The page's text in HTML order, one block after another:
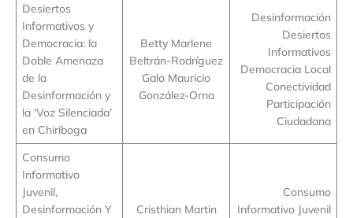
Desiertos
Informativos y
Democracia: la
Doble Amenaza
de la
Desinformación y
la ‘Voz Silenciada’
en Chiriboga
Betty Marlene
Beltrán-Rodríguez
Galo Mauricio
González-Orna
Desinformación
Desiertos
Informativos
Democracia Local
Conectividad
Participación
Ciudadana
Consumo
Informativo
Juvenil,
Desinformación Y
Cristhian Martin
Consumo
Informativo Juvenil